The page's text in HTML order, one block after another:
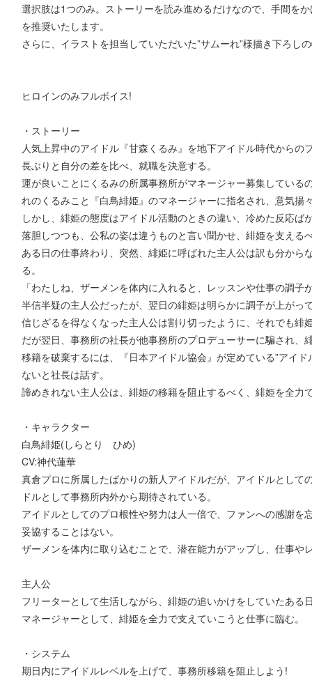
選択肢は1つのみ。ストーリーを読み進めるだけなので、手間を
を推奨いたします。
さらに、イラストを担当していただいた”サムーれ”様描き下ろし
ヒロインのみフルボイス!
・ストーリー
人気上昇中のアイドル『甘森くるみ』を地下アイドル時代から
長ぶりと自分の差を比べ、就職を決意する。
運が良いことにくるみの所属事務所がマネージャー募集している
れのくるみこと『白鳥緋姫』のマネージャーに指名され、意気揚
しかし、緋姫の態度はアイドル活動のときの違い、冷めた反応ば
落胆しつつも、公私の姿は違うものと言い聞かせ、緋姫を支える
ある日の仕事終わり、突然、緋姫に呼ばれた主人公は訳も分か
る。
「わたしね、ザーメンを体内に入れると、レッスンや仕事の調子
半信半疑の主人公だったが、翌日の緋姫は明らかに調子が上がっ
信じざるを得なくなった主人公は割り切ったように、それでも緋
だが翌日、事務所の社長が他事務所のプロデューサーに騙され、
移籍を破棄するには、『日本アイドル協会』が定めている”アイ
ないと社長は話す。
諦めきれない主人公は、緋姫の移籍を阻止するべく、緋姫を全力
・キャラクター
白鳥緋姫(しらとり ひめ)
CV:神代蓮華
真倉プロに所属したばかりの新人アイドルだが、アイドルとして
ドルとして事務所内外から期待されている。
アイドルとしてのプロ根性や努力は人一倍で、ファンへの感謝
妥協することはない。
ザーメンを体内に取り込むことで、潜在能力がアップし、仕事や
主人公
フリーターとして生活しながら、緋姫の追いかけをしていたある
マネージャーとして、緋姫を全力で支えていこうと仕事に臨む。
・システム
期日内にアイドルレベルを上げて、事務所移籍を阻止しよう!